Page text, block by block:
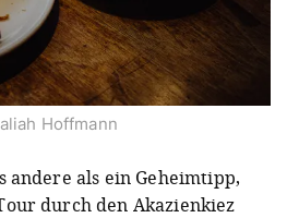
Hoffmann
andere als ein Geheimtipp,
durch den Akazienkiez